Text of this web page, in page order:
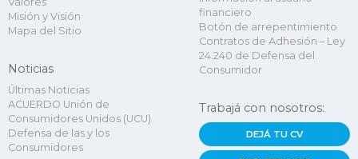
Misión y Visión
Mapa del Sitio
Noticias
Últimas Noticias
ACUERDO Unión de
Consumidores Unidos (UCU)
Defensa de las y los
Consumidores
financiero
Botón de arrepentimiento
Contratos de Adhesión – Ley
24.240 de Defensa del
Consumidor
Trabajá con nosotros:
DEJÁ TU CV